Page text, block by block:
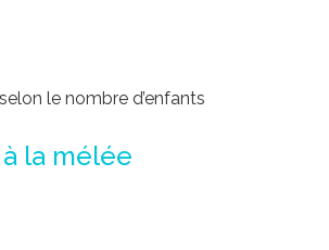
le nombre d’enfants
la mélée